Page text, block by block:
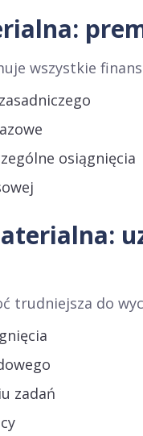
wszystkie
osiągnięcia
trudniejsza do
zadań